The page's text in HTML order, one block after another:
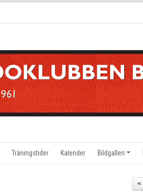
Träningstider Kalender Bildgalleri
<